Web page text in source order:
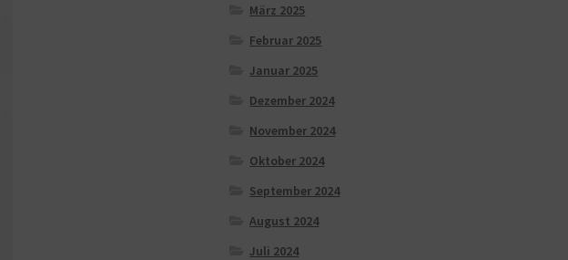
März 2025
Februar 2025
Januar 2025
Dezember 2024
November 2024
Oktober 2024
September 2024
August 2024
Juli 2024